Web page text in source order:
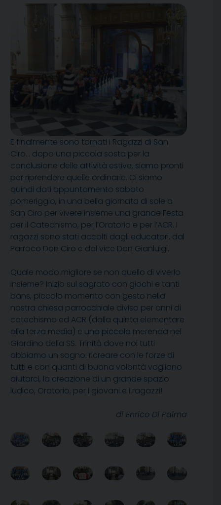
E finalmente sono tornati i Ragazzi di San
Ciro… dopo una piccola sosta per la
conclusione delle attività estive, siamo pronti
per riprendere quelle ordinarie. Ci siamo
quindi dati appuntamento sabato
pomeriggio, in una bella giornata di sole a
San Ciro per vivere insieme una grande Festa
per il Catechismo, per l’Oratorio e per l’ACR. I
ragazzi sono stati accolti dagli educatori, dal
Parroco Don Ciro e dal vice Don Gianluigi.
Quale modo migliore se non quello di viverlo
insieme? Inizio sul sagrato con giochi e tanti
bans, piccolo momento con gesto nella
nostra chiesa parrocchiale diviso per anni di
catechismo ed ACR (dalla quinta elementare
alla terza media) e una piccola merenda nel
Giardino della SS. Trinità dove noi tutti
abbiamo un sogno: ricreare con le forze di
tutti e con quanti di buona volontà vogliano
aiutarci, la creazione di un grande spazio
ludico, Oratorio, per i giovani e i ragazzi!
di Enrico Di Palma